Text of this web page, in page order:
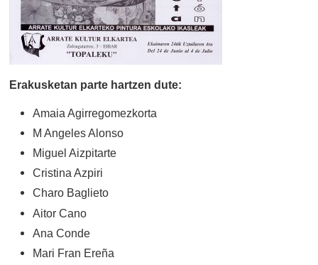
Erakusketan parte hartzen dute:
Amaia Agirregomezkorta
M Angeles Alonso
Miguel Aizpitarte
Cristina Azpiri
Charo Baglieto
Aitor Cano
Ana Conde
Mari Fran Ereña